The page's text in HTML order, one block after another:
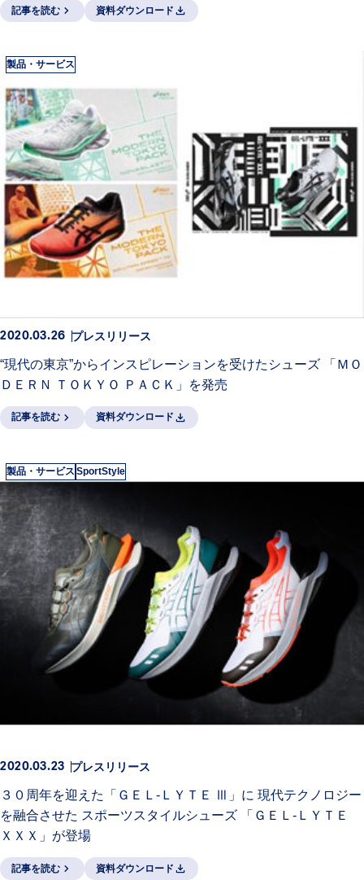
記事を読む 資料ダウンロード
製品・サービス
2020.03.26 プレスリリース
“現代の東京”からインスピレーションを受けたシューズ 「ＭＯ
ＤＥＲＮ ＴＯＫＹＯ ＰＡＣＫ」を発売
記事を読む 資料ダウンロード
製品・サービス SportStyle
2020.03.23 プレスリリース
３０周年を迎えた「ＧＥＬ-ＬＹＴＥ Ⅲ」に 現代テクノロジー
を融合させた スポーツスタイルシューズ 「ＧＥＬ-ＬＹＴＥ
ＸＸＸ」が登場
記事を読む 資料ダウンロード